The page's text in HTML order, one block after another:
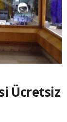
Ücretsiz